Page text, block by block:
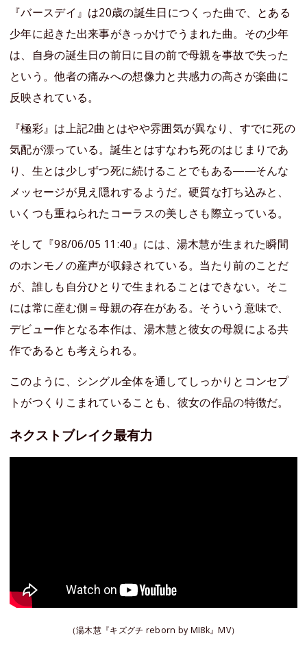
『バースデイ』は20歳の誕生日につくった曲で、とある
少年に起きた出来事がきっかけでうまれた曲。その少年
は、自身の誕生日の前日に目の前で母親を事故で失った
という。他者の痛みへの想像力と共感力の高さが楽曲に
反映されている。
『極彩』は上記2曲とはやや雰囲気が異なり、すでに死の
気配が漂っている。誕生とはすなわち死のはじまりであ
り、生とは少しずつ死に続けることでもある――そんな
メッセージが見え隠れするようだ。硬質な打ち込みと、
いくつも重ねられたコーラスの美しさも際立っている。
そして『98/06/05 11:40』には、湯木慧が生まれた瞬間
のホンモノの産声が収録されている。当たり前のことだ
が、誰しも自分ひとりで生まれることはできない。そこ
には常に産む側＝母親の存在がある。そういう意味で、
デビュー作となる本作は、湯木慧と彼女の母親による共
作であるとも考えられる。
このように、シングル全体を通してしっかりとコンセプ
トがつくりこまれていることも、彼女の作品の特徴だ。
ネクストブレイク最有力
（湯木慧『キズグチ reborn by MI8k』MV）